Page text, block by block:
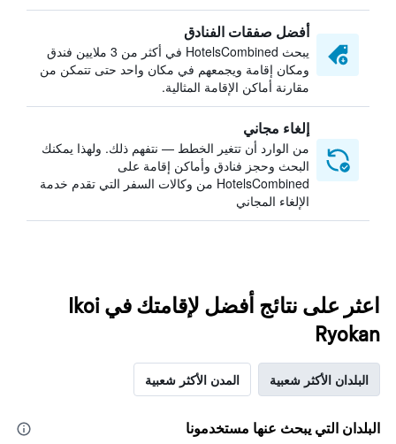
أفضل صفقات الفنادق
يبحث HotelsCombined في أكثر من 3 ملايين فندق
ومكان إقامة ويجمعهم في مكان واحد حتى تتمكن من
مقارنة أماكن الإقامة المثالية.
إلغاء مجاني
من الوارد أن تتغير الخطط — نتفهم ذلك. ولهذا يمكنك
البحث وحجز فنادق وأماكن إقامة على
HotelsCombined من وكالات السفر التي تقدم خدمة
الإلغاء المجاني
اعثر على نتائج أفضل لإقامتك في Ikoi
Ryokan
البلدان الأكثر شعبية المدن الأكثر شعبية
البلدان التي يبحث عنها مستخدمونا